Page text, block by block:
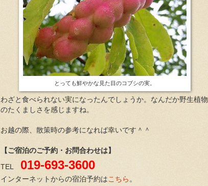
とっても鮮やかな見た目のコブシの実。
わざと食べられない実になったんでしょうか。なんだか野生植物
のたくましさを感じますね。
お越の際、散策時の参考になれば幸いです＾＾
【ご宿泊のご予約・お問合わせは】
TEL 019-693-3600
インターネットからの宿泊予約は こちら 。